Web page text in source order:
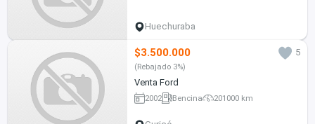
Huechuraba
$3.500.000 5
(Rebajado 3%)
Venta Ford
2002 Bencina 201000 km